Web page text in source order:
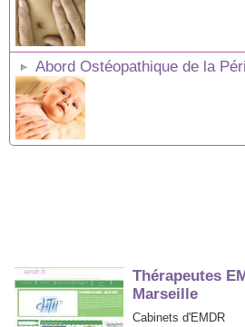
Abord Ostéopathique de la
Thérapeutes
Marseille
Cabinets d'EMDR